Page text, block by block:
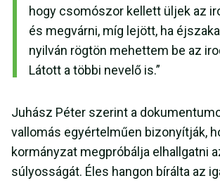
hogy csomószor kellett üljek az
és megvárni, míg lejött, ha
nyilván rögtön mehettem be az
Látott a többi nevelő is.”
Juhász Péter szerint a
vallomás egyértelműen bizonyítják,
kormányzat megpróbálja elhallgatni
súlyosságát. Éles hangon bírálta az